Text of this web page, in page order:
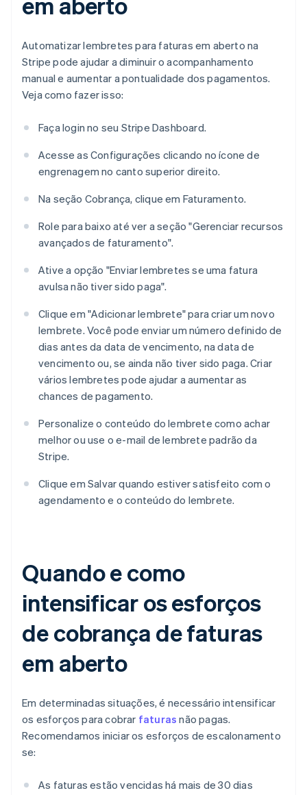
Automatizar lembretes para faturas em aberto na
Stripe pode ajudar a diminuir o acompanhamento
manual e aumentar a pontualidade dos pagamentos.
Veja como fazer isso:
Faça login no seu Stripe Dashboard.
Acesse as Configurações clicando no ícone de
engrenagem no canto superior direito.
Na seção Cobrança, clique em Faturamento.
Role para baixo até ver a seção "Gerenciar recursos
avançados de faturamento".
Ative a opção "Enviar lembretes se uma fatura
avulsa não tiver sido paga".
Clique em "Adicionar lembrete" para criar um novo
lembrete. Você pode enviar um número definido de
dias antes da data de vencimento, na data de
vencimento ou, se ainda não tiver sido paga. Criar
vários lembretes pode ajudar a aumentar as
chances de pagamento.
Personalize o conteúdo do lembrete como achar
melhor ou use o e-mail de lembrete padrão da
Stripe.
Clique em Salvar quando estiver satisfeito com o
agendamento e o conteúdo do lembrete.
Quando e como
intensificar os esforços
de cobrança de faturas
em aberto
Em determinadas situações, é necessário intensificar
os esforços para cobrar faturas não pagas.
Recomendamos iniciar os esforços de escalonamento
se:
As faturas estão vencidas há mais de 30 dias